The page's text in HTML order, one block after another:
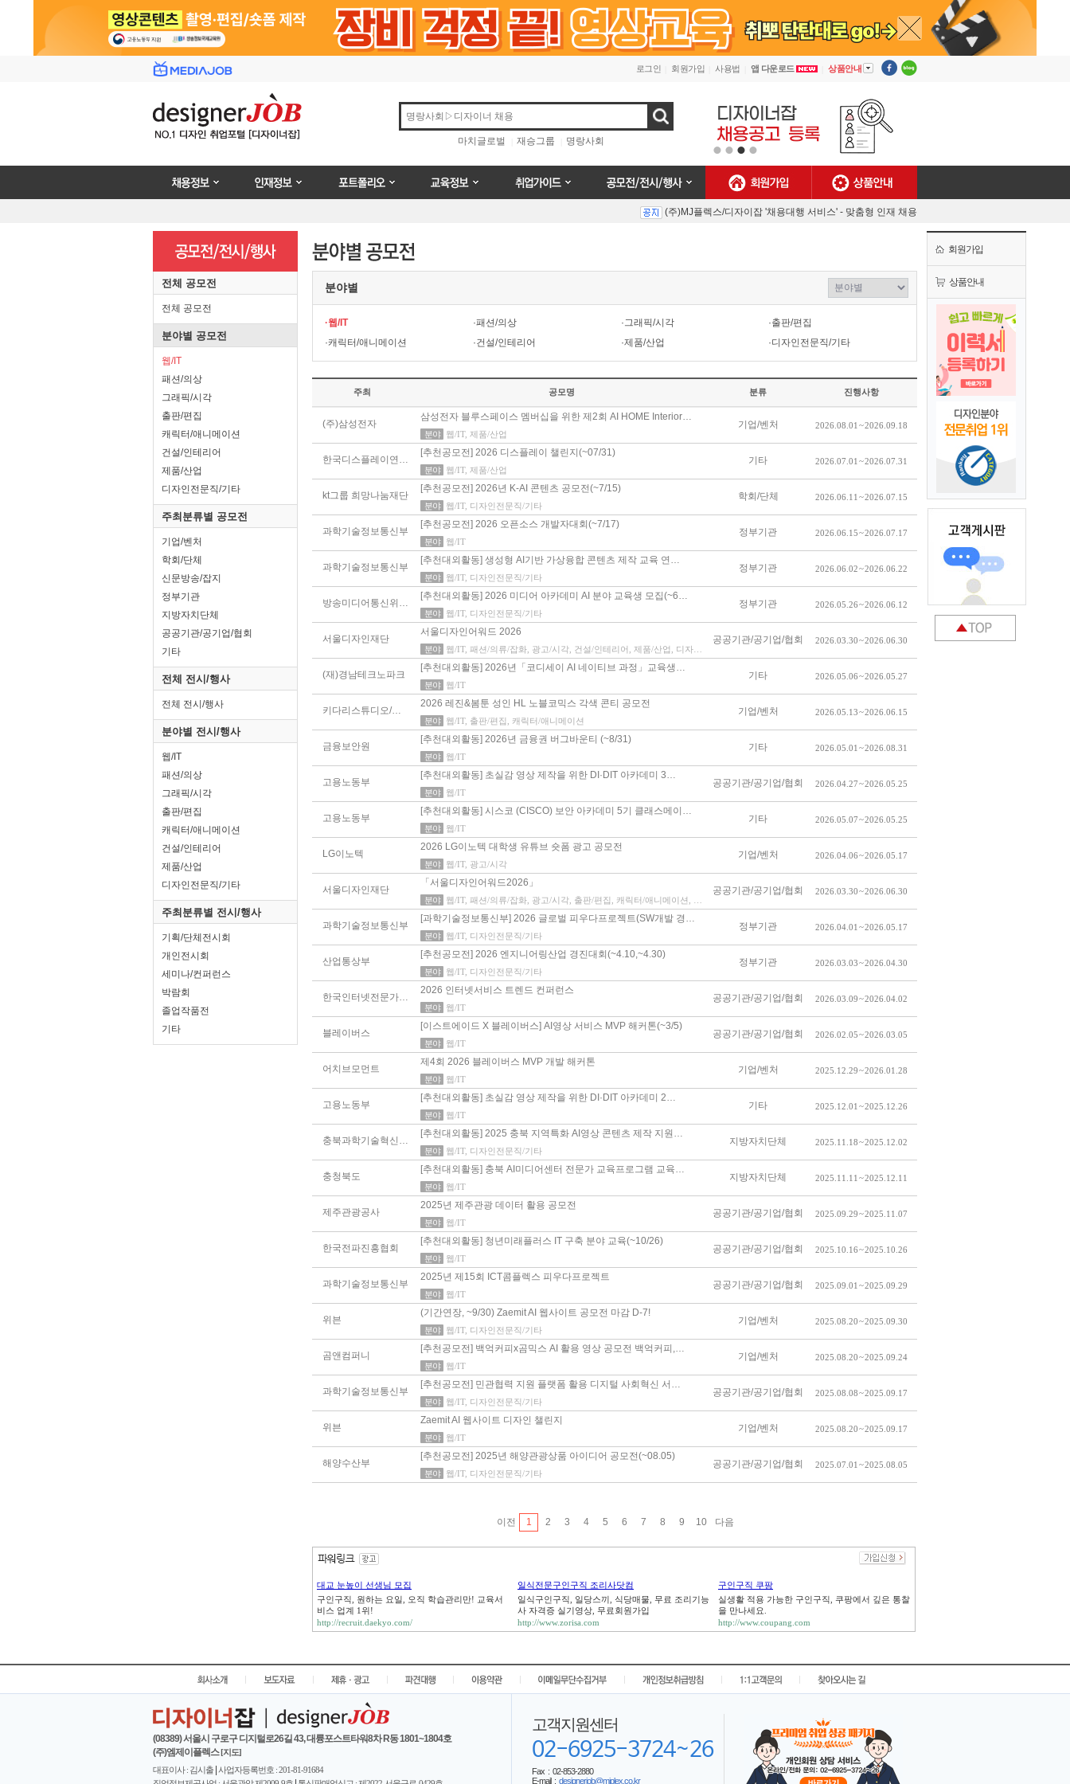
로그인 회원가입 사용법 앱 다운로드 상품안내 ▼
검색
마치글로벌 재승그룹 명랑사회
[안내] 디자이너잡 사용법
(주)MJ플렉스/디자이잡 '채용대행 서비스' - 맞춤형 인재 채용
[안내] 디자이너잡 사용법
(주)MJ플렉스/디자이잡 '채용대행 서비스' - 맞춤형 인재 채용
전체 공모전
전체 공모전
분야별 공모전
웹/IT
패션/의상
그래픽/시각
출판/편집
캐릭터/애니메이션
건설/인테리어
제품/산업
디자인전문직/기타
주최분류별 공모전
기업/벤처
학회/단체
신문방송/잡지
정부기관
지방자치단체
공공기관/공기업/협회
기타
전체 전시/행사
전체 전시/행사
분야별 전시/행사
웹/IT
패션/의상
그래픽/시각
출판/편집
캐릭터/애니메이션
건설/인테리어
제품/산업
디자인전문직/기타
주최분류별 전시/행사
기획/단체전시회
개인전시회
세미나/컨퍼런스
박람회
졸업작품전
기타
분야별
·웹/IT ·패션/의상 ·그래픽/시각
·출판/편집
·캐릭터/애니메이션
·건설/인테리어 ·제품/산업 ·디자인전문직/기타
주최 공모명 분류 진행사항
(주)삼성전자
삼성전자 블루스페이스 멤버십을 위한 제2회 AI HOME Interior…
분야 웹/IT, 제품/산업
기업/벤처 2026.08.01 ~ 2026.09.18
한국디스플레이연구조합
[추천공모전] 2026 디스플레이 챌린지(~07/31)
분야 웹/IT, 제품/산업
기타 2026.07.01 ~ 2026.07.31
kt그룹 희망나눔재단
[추천공모전] 2026년 K-AI 콘텐츠 공모전(~7/15)
분야 웹/IT, 디자인전문직/기타
학회/단체 2026.06.11 ~ 2026.07.15
과학기술정보통신부
[추천공모전] 2026 오픈소스 개발자대회(~7/17)
분야 웹/IT
정부기관 2026.06.15 ~ 2026.07.17
과학기술정보통신부
[추천대외활동] 생성형 AI기반 가상융합 콘텐츠 제작 교육 연…
분야 웹/IT, 디자인전문직/기타
정부기관 2026.06.02 ~ 2026.06.22
방송미디어통신위원회, 한국전파진흥협회
[추천대외활동] 2026 미디어 아카데미 AI 분야 교육생 모집(~6…
분야 웹/IT, 디자인전문직/기타
정부기관 2026.05.26 ~ 2026.06.12
서울디자인재단
서울디자인어워드 2026
분야 웹/IT, 패션/의류/잡화, 광고/시각, 건설/인테리어, 제품/산업, 디자인전문직/기타
공공기관/공기업/협회 2026.03.30 ~ 2026.06.30
(재)경남테크노파크
[추천대외활동] 2026년「코디세이 AI 네이티브 과정」교육생…
분야 웹/IT
기타 2026.05.06 ~ 2026.05.27
키다리스튜디오/레진엔터테인먼트
2026 레진&봄툰 성인 HL 노블코믹스 각색 콘티 공모전
분야 웹/IT, 출판/편집, 캐릭터/애니메이션
기업/벤처 2026.05.13 ~ 2026.06.15
금융보안원
[추천대외활동] 2026년 금융권 버그바운티 (~8/31)
분야 웹/IT
기타 2026.05.01 ~ 2026.08.31
고용노동부
[추천대외활동] 초실감 영상 제작을 위한 DI·DIT 아카데미 3…
분야 웹/IT
공공기관/공기업/협회 2026.04.27 ~ 2026.05.25
고용노동부
[추천대외활동] 시스코 (CISCO) 보안 아카데미 5기 클래스메이…
분야 웹/IT
기타 2026.05.07 ~ 2026.05.25
LG이노텍
2026 LG이노텍 대학생 유튜브 숏폼 광고 공모전
분야 웹/IT, 광고/시각
기업/벤처 2026.04.06 ~ 2026.05.17
서울디자인재단
「서울디자인어워드2026」
분야 웹/IT, 패션/의류/잡화, 광고/시각, 출판/편집, 캐릭터/애니메이션, 건설/인테리어, 제품/산업, 디자인전문직/기타
공공기관/공기업/협회 2026.03.30 ~ 2026.06.30
과학기술정보통신부
[과학기술정보통신부] 2026 글로벌 피우다프로젝트(SW개발 경…
분야 웹/IT, 디자인전문직/기타
정부기관 2026.04.01 ~ 2026.05.17
산업통상부
[추천공모전] 2026 엔지니어링산업 경진대회(~4.10,~4.30)
분야 웹/IT, 디자인전문직/기타
정부기관 2026.03.03 ~ 2026.04.30
한국인터넷전문가협회
2026 인터넷서비스 트렌드 컨퍼런스
분야 웹/IT
공공기관/공기업/협회 2026.03.09 ~ 2026.04.02
블레이버스
[이스트에이드 X 블레이버스] AI영상 서비스 MVP 해커톤(~3/5)
분야 웹/IT
공공기관/공기업/협회 2026.02.05 ~ 2026.03.05
어치브모먼트
제4회 2026 블레이버스 MVP 개발 해커톤
분야 웹/IT
기업/벤처 2025.12.29 ~ 2026.01.28
고용노동부
[추천대외활동] 초실감 영상 제작을 위한 DI·DIT 아카데미 2…
분야 웹/IT
기타 2025.12.01 ~ 2025.12.26
충북과학기술혁신원(CBIST)
[추천대외활동] 2025 충북 지역특화 AI영상 콘텐츠 제작 지원…
분야 웹/IT, 디자인전문직/기타
지방자치단체 2025.11.18 ~ 2025.12.02
충청북도
[추천대외활동] 충북 AI미디어센터 전문가 교육프로그램 교육…
분야 웹/IT
지방자치단체 2025.11.11 ~ 2025.12.11
제주관광공사
2025년 제주관광 데이터 활용 공모전
분야 웹/IT
공공기관/공기업/협회 2025.09.29 ~ 2025.11.07
한국전파진흥협회
[추천대외활동] 청년미래플러스 IT 구축 분야 교육(~10/26)
분야 웹/IT
공공기관/공기업/협회 2025.10.16 ~ 2025.10.26
과학기술정보통신부
2025년 제15회 ICT콤플렉스 피우다프로젝트
분야 웹/IT
공공기관/공기업/협회 2025.09.01 ~ 2025.09.29
위븐
(기간연장, ~9/30) Zaemit AI 웹사이트 공모전 마감 D-7!
분야 웹/IT, 디자인전문직/기타
기업/벤처 2025.08.20 ~ 2025.09.30
곰앤컴퍼니
[추천공모전] 백억커피x곰믹스 AI 활용 영상 공모전 백억커피,…
분야 웹/IT
기업/벤처 2025.08.20 ~ 2025.09.24
과학기술정보통신부
[추천공모전] 민관협력 지원 플랫폼 활용 디지털 사회혁신 서…
분야 웹/IT, 디자인전문직/기타
공공기관/공기업/협회 2025.08.08 ~ 2025.09.17
위븐
Zaemit AI 웹사이트 디자인 챌린지
분야 웹/IT
기업/벤처 2025.08.20 ~ 2025.09.17
해양수산부
[추천공모전] 2025년 해양관광상품 아이디어 공모전(~08.05)
분야 웹/IT, 디자인전문직/기타
공공기관/공기업/협회 2025.07.01 ~ 2025.08.05
이전 1 2 3 4 5 6 7 8 9 10 다음
대교 눈높이 선생님 모집
구인구직, 원하는 요일, 오직 학습관리만! 교육서
비스 업계 1위!
http://recruit.daekyo.com/
일식전문구인구직 조리사닷컴
일식구인구직, 일당스끼, 식당매물, 무료 조리기능
사 자격증 실기영상, 무료회원가입
http://www.zorisa.com
구인구직 쿠팡
실생활 적용 가능한 구인구직, 쿠팡에서 깊은 통찰
을 만나세요.
http://www.coupang.com
회원가입
상품안내
| | | | | | | |
(08389) 서울시 구로구 디지털로26길 43, 대륭포스트타워8차 R동 1801~1804호
(주)엠제이플렉스[지도]
대표이사 : 김시출 사업자등록번호 : 201-81-91684
고객지원센터
02-6925-3724~26
Fax : 02-853-2880
E-mail : designerjob@mjplex.co.kr